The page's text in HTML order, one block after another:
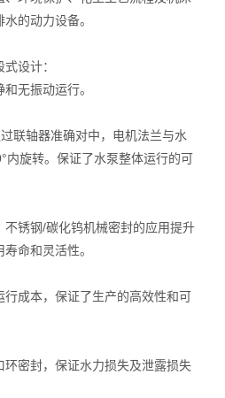
的动力设备。
式设计：
无振动运行。
轴器准确对中，电机法兰与水
内旋转。保证了水泵整体运行的可
锈钢/碳化钨机械密封的应用提升
命和灵活性。
成本，保证了生产的高效性和可
密封，保证水力损失及泄露损失